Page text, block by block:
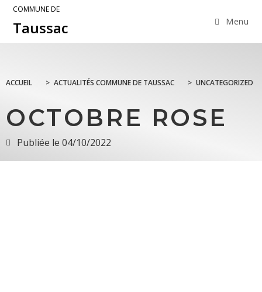
COMMUNE DE
Taussac Menu
ACCUEIL > ACTUALITÉS COMMUNE DE TAUSSAC > UNCATEGORIZED
OCTOBRE ROSE
Publiée le 04/10/2022